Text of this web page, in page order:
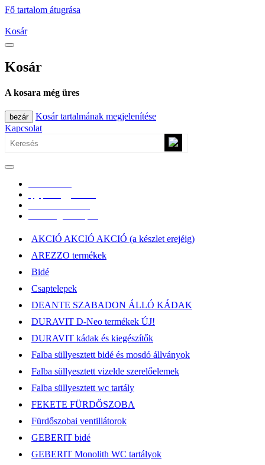
Fő tartalom átugrása
Kosár
Kosár
A kosara még üres
bezár
Kosár tartalmának megjelenítése
Kapcsolat
AKCIÓ AKCIÓ AKCIÓ (a készlet erejéig)
AREZZO termékek
Bidé
Csaptelepek
DEANTE SZABADON ÁLLÓ KÁDAK
DURAVIT D-Neo termékek ÚJ!
DURAVIT kádak és kiegészítők
Falba süllyesztett bidé és mosdó állványok
Falba süllyesztett vizelde szerelőelemek
Falba süllyesztett wc tartály
FEKETE FÜRDŐSZOBA
Fürdőszobai ventillátorok
GEBERIT bidé
GEBERIT Monolith WC tartályok